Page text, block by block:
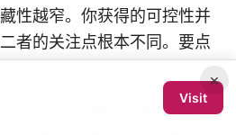
性越窄。你获得的可控性并
者的关注点根本不同。要点
离式信任架构，最小化授
×
Visit